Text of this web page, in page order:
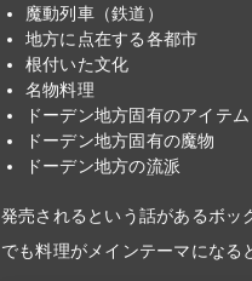
魔動列車（鉄道）
地方に点在する各都市
根付いた文化
名物料理
ドーデン地方固有のアイテム
ドーデン地方固有の魔物
ドーデン地方の流派
発売されるという話があるボッ
でも料理がメインテーマにな